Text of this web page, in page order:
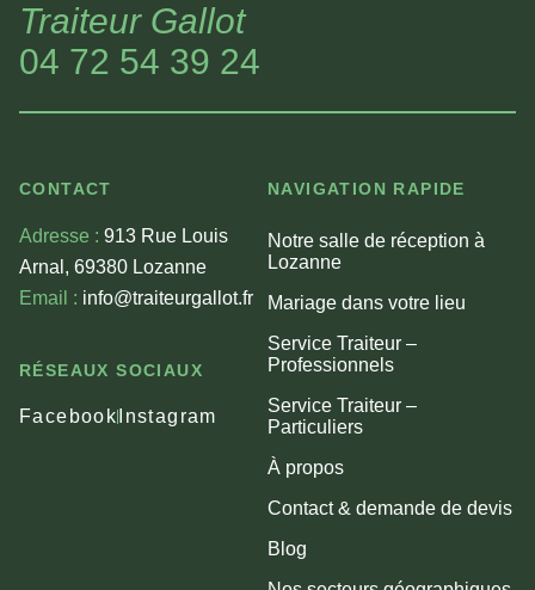
Traiteur Gallot
04 72 54 39 24
CONTACT
Adresse : 913 Rue Louis
Arnal, 69380 Lozanne
Email : info@traiteurgallot.fr
RÉSEAUX SOCIAUX
Facebook Instagram
NAVIGATION RAPIDE
Notre salle de réception à
Lozanne
Mariage dans votre lieu
Service Traiteur –
Professionnels
Service Traiteur –
Particuliers
À propos
Contact & demande de devis
Blog